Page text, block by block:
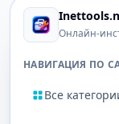
Онлайн-
НАВИГАЦИЯ ПО
Все